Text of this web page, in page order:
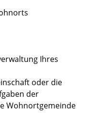
Ihres
oder die
der
Wohnortgemeinde